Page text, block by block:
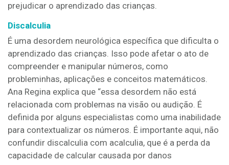
prejudicar o aprendizado das crianças.
Discalculia
É uma desordem neurológica específica que dificulta o
aprendizado das crianças. Isso pode afetar o ato de
compreender e manipular números, como
probleminhas, aplicações e conceitos matemáticos.
Ana Regina explica que “essa desordem não está
relacionada com problemas na visão ou audição. É
definida por alguns especialistas como uma inabilidade
para contextualizar os números. É importante aqui, não
confundir discalculia com acalculia, que é a perda da
capacidade de calcular causada por danos